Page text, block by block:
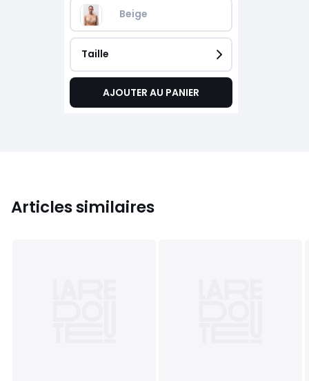
Beige
Taille
AJOUTER AU PANIER
Articles similaires